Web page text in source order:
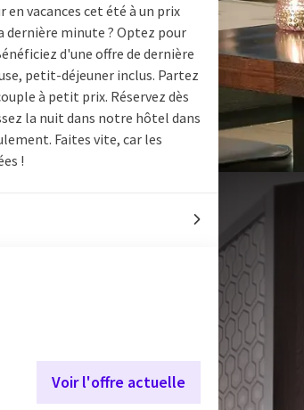
en vacances cet été à un prix
dernière minute ? Optez pour
d'une offre de dernière
petit-déjeuner inclus. Partez
à petit prix. Réservez dès
la nuit dans notre hôtel dans
Faites vite, car les
!
Voir l'offre actuelle